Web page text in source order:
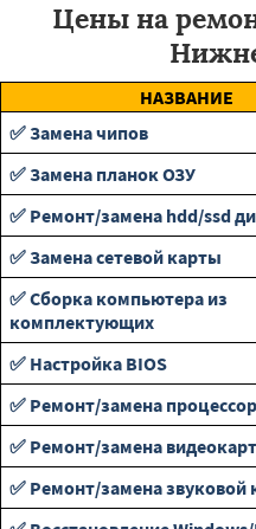
Цены на
НАЗВАНИЕ
✅ Замена чипов
✅ Замена планок ОЗУ
✅ Ремонт/замена hdd/ssd
✅ Замена сетевой карты
✅ Сборка компьютера из
комплектующих
✅ Настройка BIOS
✅ Ремонт/замена
✅ Ремонт/замена
✅ Ремонт/замена звуковой